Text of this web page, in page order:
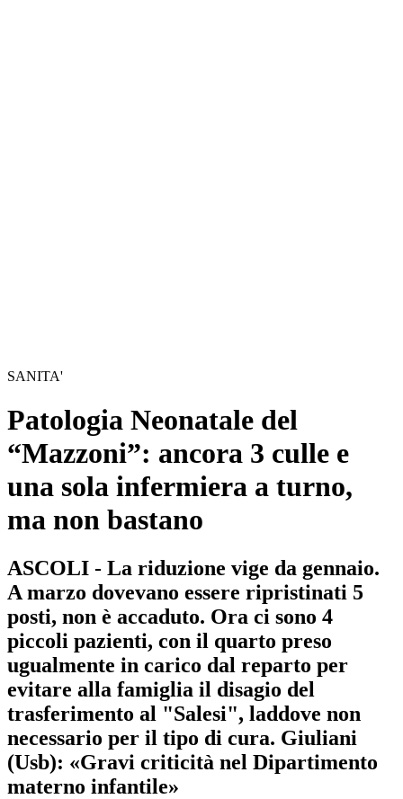
SANITA'
Patologia Neonatale del
“Mazzoni”: ancora 3 culle e
una sola infermiera a turno,
ma non bastano
ASCOLI - La riduzione vige da gennaio.
A marzo dovevano essere ripristinati 5
posti, non è accaduto. Ora ci sono 4
piccoli pazienti, con il quarto preso
ugualmente in carico dal reparto per
evitare alla famiglia il disagio del
trasferimento al "Salesi", laddove non
necessario per il tipo di cura. Giuliani
(Usb): «Gravi criticità nel Dipartimento
materno infantile»